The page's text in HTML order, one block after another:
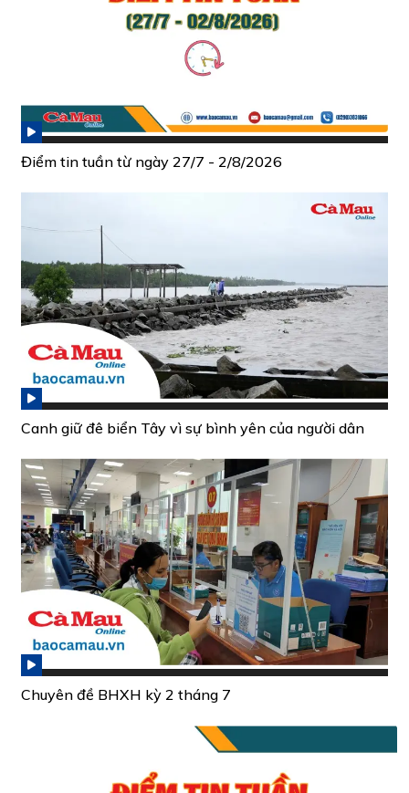
Điểm tin tuần từ ngày 27/7 - 2/8/2026
Canh giữ đê biển Tây vì sự bình yên của người dân
Chuyên đề BHXH kỳ 2 tháng 7